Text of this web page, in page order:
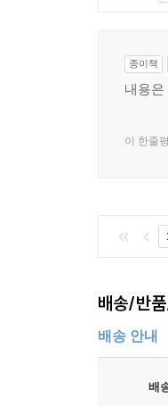
종이책
내용은
이 한줄
배송/반
배송 안내
배